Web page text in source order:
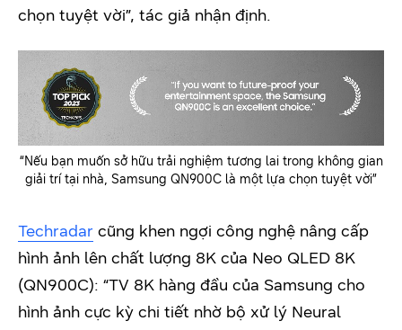
chọn tuyệt vời”, tác giả nhận định.
“Nếu bạn muốn sở hữu trải nghiệm tương lai trong không gian
giải trí tại nhà, Samsung QN900C là một lựa chọn tuyệt vời”
Techradar cũng khen ngợi công nghệ nâng cấp
hình ảnh lên chất lượng 8K của Neo QLED 8K
(QN900C): “TV 8K hàng đầu của Samsung cho
hình ảnh cực kỳ chi tiết nhờ bộ xử lý Neural